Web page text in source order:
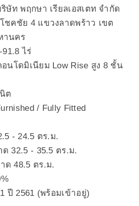
ษัท พฤกษา เรียลเอสเตท จำกัด
ชคชัย 4 แขวงลาดพร้าว เขต
านคร
91.8 ไร่
อนโดมิเนียม Low Rise สูง 8 ชั้น
ต
/ Fully Fitted
- 24.5 ตร.ม.
32.5 - 35.5 ตร.ม.
ด 48.5 ตร.ม.
ปี 2561 (พร้อมเข้าอยู่)